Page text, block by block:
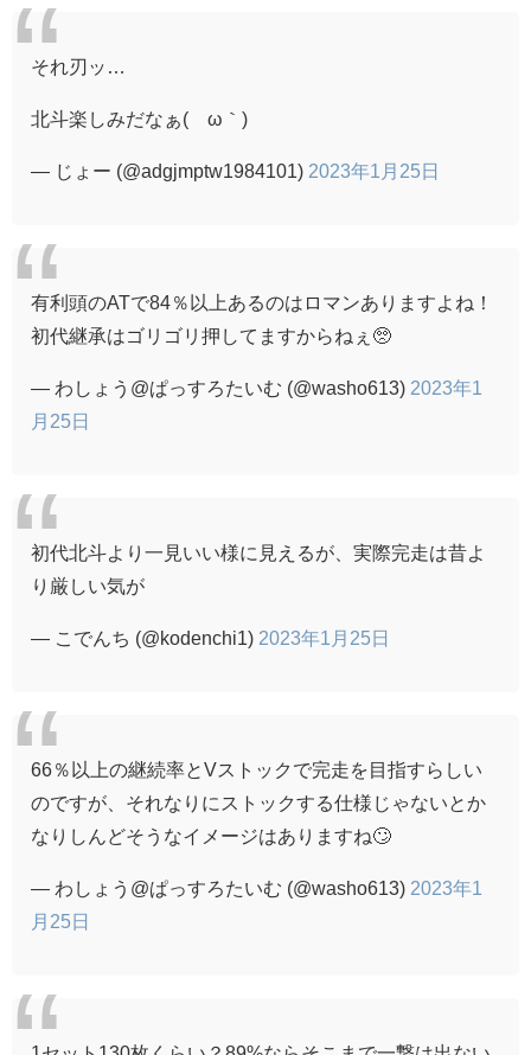
それ刃ッ…
北斗楽しみだなぁ(´ω｀)
— じょー (@adgjmptw1984101) 2023年1月25日
有利頭のATで84％以上あるのはロマンありますよね！
初代継承はゴリゴリ押してますからねぇ🥺
— わしょう@ぱっすろたいむ (@washo613) 2023年1
月25日
初代北斗より一見いい様に見えるが、実際完走は昔よ
り厳しい気が
— こでんち (@kodenchi1) 2023年1月25日
66％以上の継続率とVストックで完走を目指すらしい
のですが、それなりにストックする仕様じゃないとか
なりしんどそうなイメージはありますね🙄
— わしょう@ぱっすろたいむ (@washo613) 2023年1
月25日